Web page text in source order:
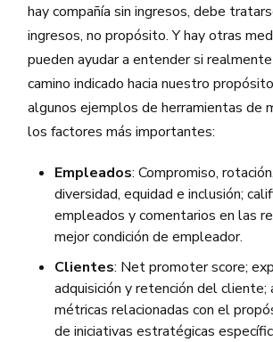
hay compañía sin ingresos, debe
ingresos, no propósito. Y hay otras
pueden ayudar a entender si
camino indicado hacia nuestro
algunos ejemplos de herramientas de
los factores más importantes:
Empleados: Compromiso,
diversidad, equidad e inclusión;
empleados y comentarios en las
mejor condición de empleador.
Clientes: Net promoter score;
adquisición y retención del cliente;
métricas relacionadas con el
de iniciativas estratégicas